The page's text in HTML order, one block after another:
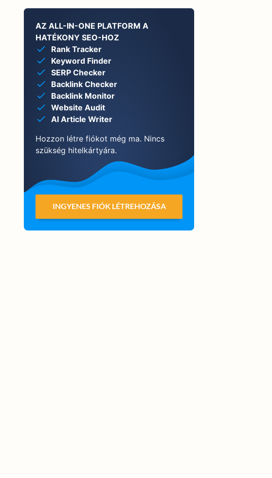
AZ ALL-IN-ONE PLATFORM A
HATÉKONY SEO-HOZ
Rank Tracker
Keyword Finder
SERP Checker
Backlink Checker
Backlink Monitor
Website Audit
AI Article Writer
Hozzon létre fiókot még ma. Nincs
szükség hitelkártyára.
INGYENES FIÓK LÉTREHOZÁSA